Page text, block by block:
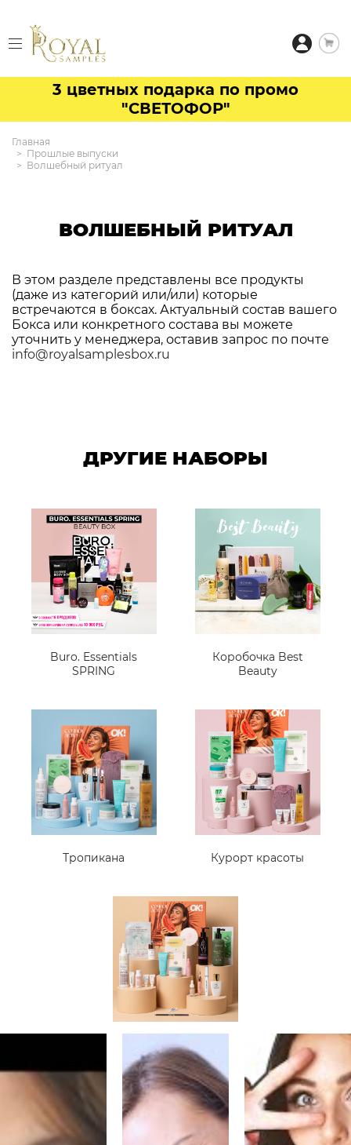
3 цветных подарка по промо
"СВЕТОФОР"
Главная
Прошлые выпуски
Волшебный ритуал
ВОЛШЕБНЫЙ РИТУАЛ
В этом разделе представлены все продукты
(даже из категорий или/или) которые
встречаются в боксах. Актуальный состав вашего
Бокса или конкретного состава вы можете
уточнить у менеджера, оставив запрос по почте
info@royalsamplesbox.ru
ДРУГИЕ НАБОРЫ
Buro. Essentials
SPRING
Коробочка Best
Beauty
Тропикана Курорт красоты
Знойная красотка